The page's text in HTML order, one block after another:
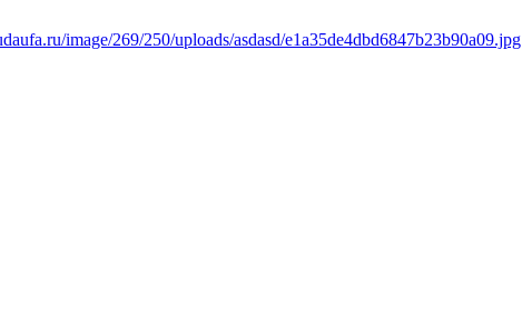
image/269/250/uploads/asdasd/e1a35de4dbd6847b23b90a09.jpg